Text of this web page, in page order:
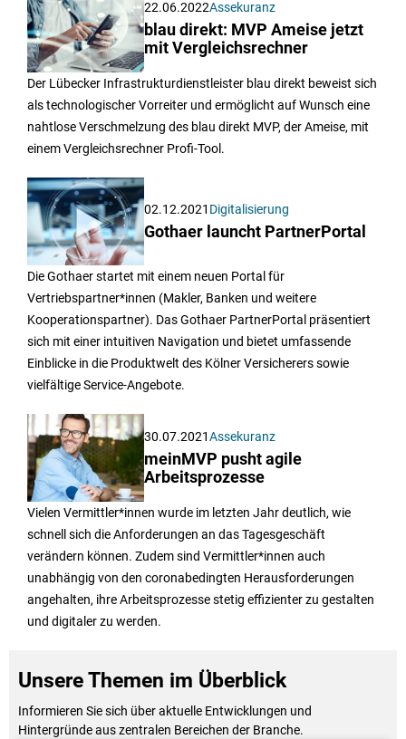
22.06.2022Assekuranz
blau direkt: MVP Ameise jetzt
mit Vergleichsrechner
Der Lübecker Infrastrukturdienstleister blau direkt beweist sich
als technologischer Vorreiter und ermöglicht auf Wunsch eine
nahtlose Verschmelzung des blau direkt MVP, der Ameise, mit
einem Vergleichsrechner Profi-Tool.
02.12.2021 Digitalisierung
Gothaer launcht PartnerPortal
Die Gothaer startet mit einem neuen Portal für
Vertriebspartner*innen (Makler, Banken und weitere
Kooperationspartner). Das Gothaer PartnerPortal präsentiert
sich mit einer intuitiven Navigation und bietet umfassende
Einblicke in die Produktwelt des Kölner Versicherers sowie
vielfältige Service-Angebote.
30.07.2021Assekuranz
meinMVP pusht agile
Arbeitsprozesse
Vielen Vermittler*innen wurde im letzten Jahr deutlich, wie
schnell sich die Anforderungen an das Tagesgeschäft
verändern können. Zudem sind Vermittler*innen auch
unabhängig von den coronabedingten Herausforderungen
angehalten, ihre Arbeitsprozesse stetig effizienter zu gestalten
und digitaler zu werden.
Unsere Themen im Überblick
Informieren Sie sich über aktuelle Entwicklungen und
Hintergründe aus zentralen Bereichen der Branche.